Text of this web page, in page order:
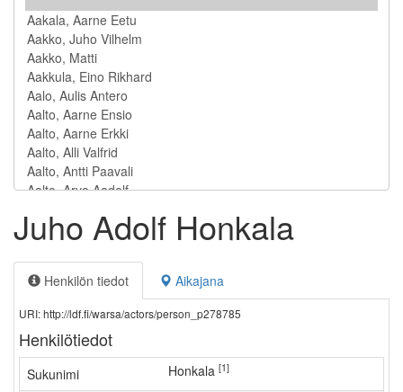
Juho Adolf Honkala
Henkilön tiedot Aikajana
URI: http://ldf.fi/warsa/actors/person_p278785
Henkilötiedot
Sukunimi Honkala [1]